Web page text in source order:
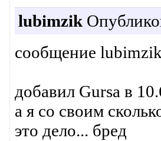
lubimzik
сообщение
добавил Gursa в
а я со своим
это дело... бред